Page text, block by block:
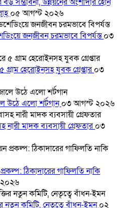
০৫ আগস্ট ২০২৬
জনজীবন চরমভাবে বিপর্যস্ত০৩
গ্রাম হেরোইনসহ যুবক গ্রেপ্তার০৩
উঠে এলো শর্টগান০৩ আগস্ট ২০২৬
নারী মাদক ব্যবসায়ী গ্রেফতার০৩
ঠিকাদারের গাফিলতি নাকি
নতুন কমিটি, নেতৃত্বে বাঁধন-ইমন০২